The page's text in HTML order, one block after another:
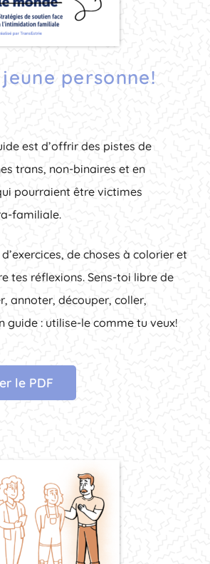
personne!
est d’offrir des pistes de
trans, non-binaires et en
pourraient être victimes
familiale.
de choses à colorier et
tes réflexions. Sens-toi libre de
annoter, découper, coller,
guide : utilise-le comme tu veux!
le PDF